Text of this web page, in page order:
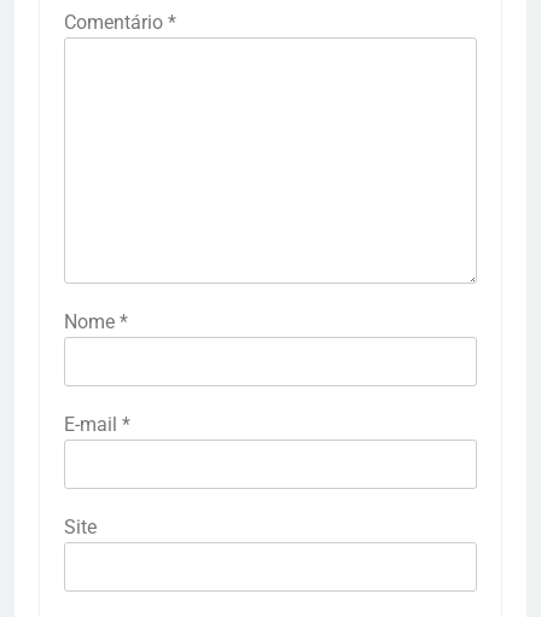
Comentário *
Nome *
E-mail *
Site